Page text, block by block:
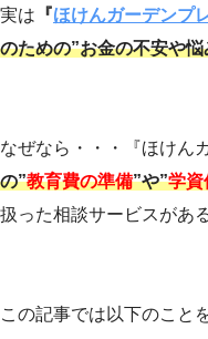
実は 『ほけんガーデンプ
のための”お金の不安や
なぜなら・・・『ほけん
の”教育費の準備”や”学資
扱った相談サービスがあ
この記事では以下のこと